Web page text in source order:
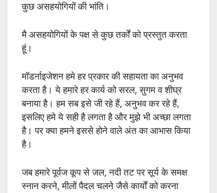
कुछ असहयोगियों की भांति।
मै असहयोगियों‌ के पक्ष से कुछ तर्कों को प्रस्तुत करता
हूं।
मॉडर्नाइजेशन हमे हर प्रकार की सहायता का अनुभव
करता है। ये हमारे हर कार्य को सरल, सुगम व शीघ्र
बनाया है। हम सब इसे जी रहे हैं, अनुभव कर रहे हैं,
इसलिए हमे ये सही है लगता है और मुझे भी अच्छा लगता
है। पर क्या हमने इससे होने वाले अंत का आभास किया
है।
जब हमारे पूर्वज कूप से जल, नदी तट पर सूर्य के समक्ष
स्नान करने, मीलों पैदल चलने जैसे कार्यों को करना